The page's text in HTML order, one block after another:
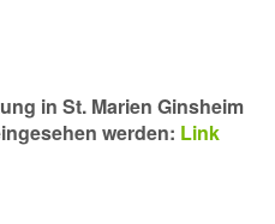
in St. Marien Ginsheim
werden: Link